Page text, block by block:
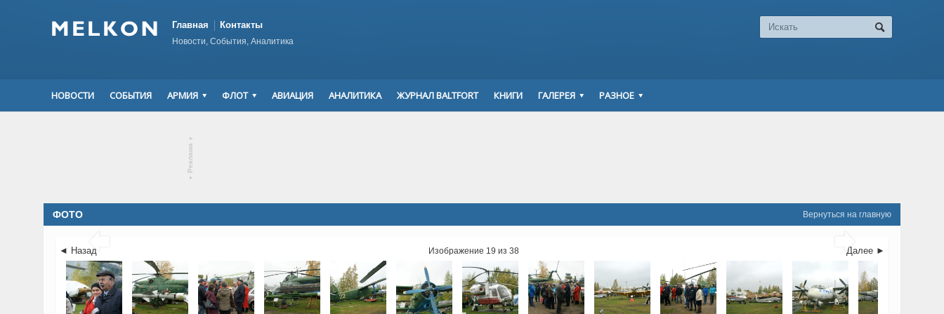
Главная Контакты
Новости, События, Аналитика
НОВОСТИ СОБЫТИЯ АРМИЯ ФЛОТ АВИАЦИЯ АНАЛИТИКА ЖУРНАЛ BALTFORT КНИГИ ГАЛЕРЕЯ РАЗНОЕ
▾
Реклама
▾
Вернуться на главную
ФОТО
 
◄ Назад Далее ►
Изображение 19 из 38